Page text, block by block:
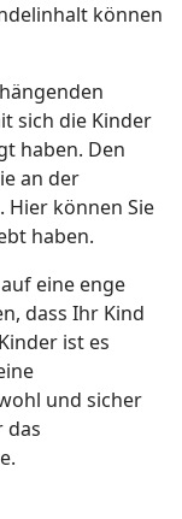
können
sich die Kinder
haben. Den
an der
Hier können Sie
haben.
eine enge
dass Ihr Kind
ist es
und sicher
das